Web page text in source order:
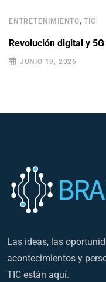
ENTRETENIMIENTO, TIC
Revolución digital y
JUNIO 19, 2026
Las ideas, las
acontecimientos y
TIC están aquí.